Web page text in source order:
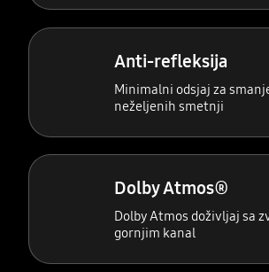
Anti-refleksija
Minimalni odsjaj za
neželjenih smetnji
Dolby Atmos®
Dolby Atmos doživljaj sa
gornjim kanal